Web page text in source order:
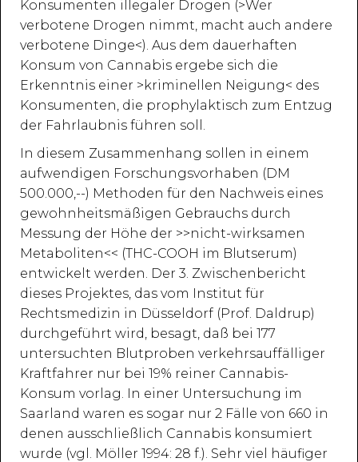
Konsumenten illegaler Drogen (>Wer
verbotene Drogen nimmt, macht auch andere
verbotene Dinge<). Aus dem dauerhaften
Konsum von Cannabis ergebe sich die
Erkenntnis einer >kriminellen Neigung< des
Konsumenten, die prophylaktisch zum Entzug
der Fahrlaubnis führen soll.
In diesem Zusammenhang sollen in einem
aufwendigen Forschungsvorhaben (DM
500.000,--) Methoden für den Nachweis eines
gewohnheitsmäßigen Gebrauchs durch
Messung der Höhe der >>nicht-wirksamen
Metaboliten<< (THC-COOH im Blutserum)
entwickelt werden. Der 3. Zwischenbericht
dieses Projektes, das vom Institut für
Rechtsmedizin in Düsseldorf (Prof. Daldrup)
durchgeführt wird, besagt, daß bei 177
untersuchten Blutproben verkehrsauffälliger
Kraftfahrer nur bei 19% reiner Cannabis-
Konsum vorlag. In einer Untersuchung im
Saarland waren es sogar nur 2 Fälle von 660 in
denen ausschließlich Cannabis konsumiert
wurde (vgl. Möller 1994: 28 f.). Sehr viel häufiger